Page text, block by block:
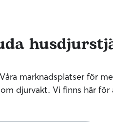
marknadsplatser för
djurvakt. Vi finns här